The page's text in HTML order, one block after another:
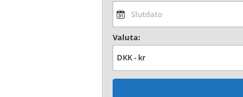
Valuta: